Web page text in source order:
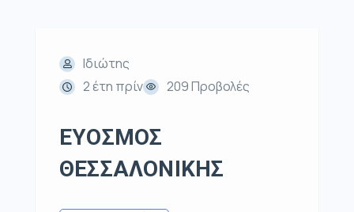
Ιδιώτης
2 έτη πρίν
209 Προβολές
ΕΥΟΣΜΟΣ
ΘΕΣΣΑΛΟΝΙΚΗΣ